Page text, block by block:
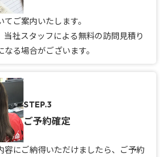
ご案内いたします。
当社スタッフによる無料の訪問見積り
なる場合がございます。
STEP.3
ご予約確定
容にご納得いただけましたら、ご予約